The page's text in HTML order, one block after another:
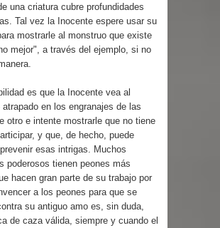
una criatura cubre profundidades
Tal vez la Inocente espere usar su
mostrarle al monstruo que existe
mejor", a través del ejemplo, si no
es que la Inocente vea al
en los engranajes de las
otro e intente mostrarle que no tiene
y que, de hecho, puede
esas intrigas. Muchos
poderosos tienen peones más
hacen gran parte de su trabajo por
a los peones para que se
su antiguo amo es, sin duda,
de caza válida, siempre y cuando el